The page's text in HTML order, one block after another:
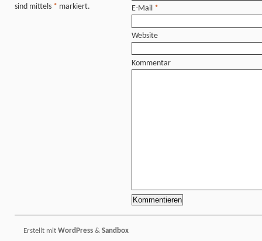
sind mittels * markiert. E-Mail *
Website
Kommentar
Erstellt mit WordPress & Sandbox